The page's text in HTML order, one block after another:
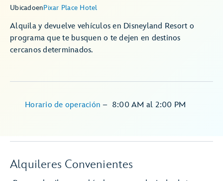
UbicadoenPixar Place Hotel
Alquila y devuelve vehículos en Disneyland Resort o
programa que te busquen o te dejen en destinos
cercanos determinados.
Horario de operación– 8:00 AM al 2:00 PM
Alquileres Convenientes